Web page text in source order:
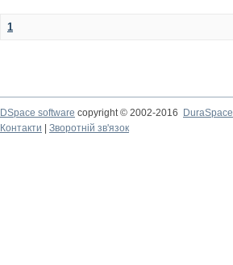
1
DSpace software copyright © 2002-2016
DuraSpace
Контакти
Зворотній зв'язок